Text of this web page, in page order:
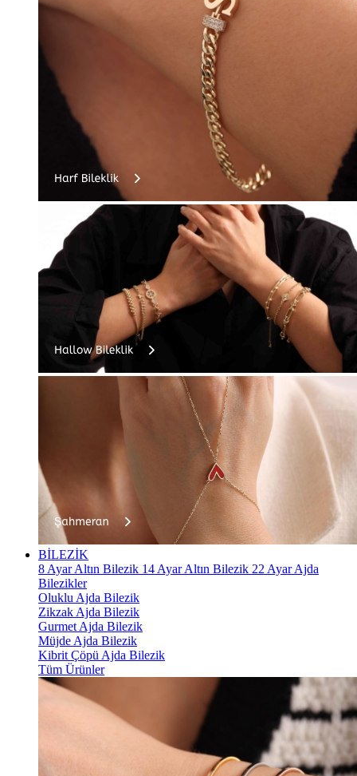
BİLEZİK
8 Ayar Altın Bilezik 14 Ayar Altın Bilezik 22 Ayar Ajda
Bilezikler
Oluklu Ajda Bilezik
Zikzak Ajda Bilezik
Gurmet Ajda Bilezik
Müjde Ajda Bilezik
Kibrit Çöpü Ajda Bilezik
Tüm Ürünler